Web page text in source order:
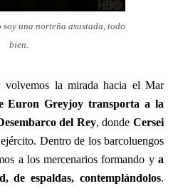
soy una norteña asustada, todo
bien.
volvemos la mirada hacia el Mar
Euron Greyjoy transporta a la
del Rey, dondeCersei
Dentro de los barcoluengos
a los mercenarios formando y a
de espaldas, contemplándolos.